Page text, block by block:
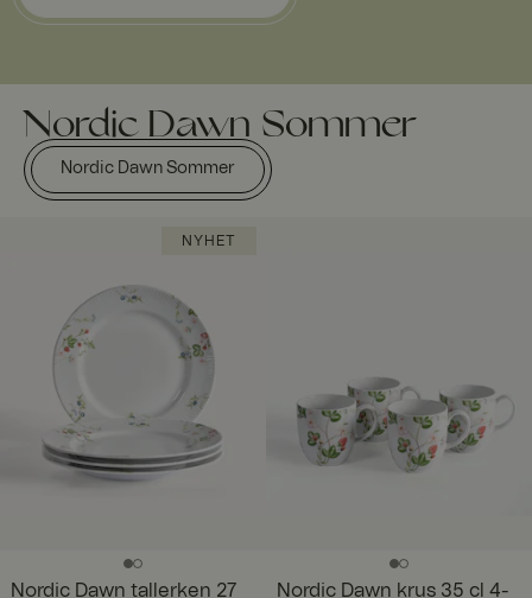
Nordic Dawn Sommer
Nordic Dawn Sommer
NYHET
Nordic Dawn tallerken 27 Nordic Dawn krus 35 cl 4-